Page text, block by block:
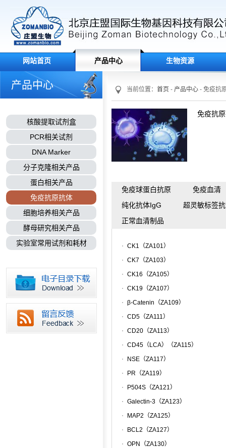
网站首页 产品中心 生物资源
产品中心
核酸提取试剂盒
PCR相关试剂
DNA Marker
分子克隆相关产品
蛋白相关产品
免疫抗原抗体
细胞培养相关产品
酵母研究相关产品
实验室常用试剂和耗材
当前位置： 首页 - 产品中心 - 免疫抗
免疫抗
免疫球蛋白抗原
免疫血清
纯化抗体IgG
超灵敏标签
正常血清制品
CK1（ZA101）
CK7（ZA103）
CK16（ZA105）
CK19（ZA107）
β-Catenin（ZA109）
CD5（ZA111）
CD20（ZA113）
CD45（LCA）（ZA115）
NSE（ZA117）
PR（ZA119）
P504S（ZA121）
Galectin-3（ZA123）
MAP2（ZA125）
BCL2（ZA127）
OPN（ZA130）